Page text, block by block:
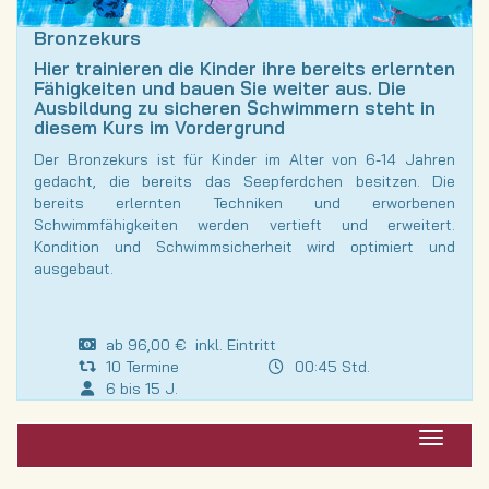
Bronzekurs
Hier trainieren die Kinder ihre bereits erlernten
Fähigkeiten und bauen Sie weiter aus. Die
Ausbildung zu sicheren Schwimmern steht in
diesem Kurs im Vordergrund
Der Bronzekurs ist für Kinder im Alter von 6-14 Jahren
gedacht, die bereits das Seepferdchen besitzen. Die
bereits erlernten Techniken und erworbenen
Schwimmfähigkeiten werden vertieft und erweitert.
Kondition und Schwimmsicherheit wird optimiert und
ausgebaut.
ab 96,00 € inkl. Eintritt
10 Termine
00:45 Std.
6 bis 15 J.